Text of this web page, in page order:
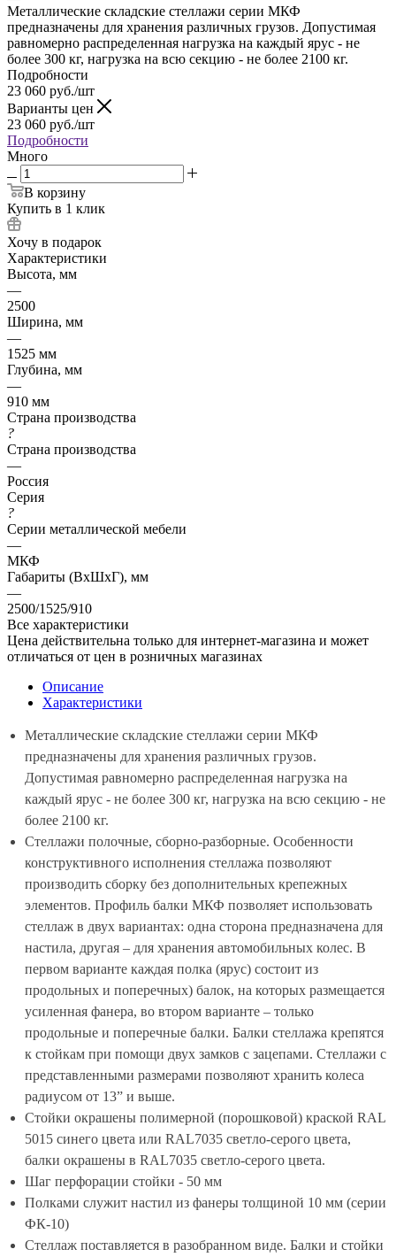
Металлические складские стеллажи серии МКФ
предназначены для хранения различных грузов. Допустимая
равномерно распределенная нагрузка на каждый ярус - не
более 300 кг, нагрузка на всю секцию - не более 2100 кг.
Подробности
23 060 руб./шт
Варианты цен
23 060 руб./шт
Подробности
Много
В корзину
Купить в 1 клик
Хочу в подарок
Характеристики
Высота, мм
—
2500
Ширина, мм
—
1525 мм
Глубина, мм
—
910 мм
Страна производства
?
Страна производства
—
Россия
Серия
?
Серии металлической мебели
—
МКФ
Габариты (ВхШхГ), мм
—
2500/1525/910
Все характеристики
Цена действительна только для интернет-магазина и может
отличаться от цен в розничных магазинах
Описание
Характеристики
Металлические складские стеллажи серии МКФ
предназначены для хранения различных грузов.
Допустимая равномерно распределенная нагрузка на
каждый ярус - не более 300 кг, нагрузка на всю секцию - не
более 2100 кг.
Стеллажи полочные, сборно-разборные. Особенности
конструктивного исполнения стеллажа позволяют
производить сборку без дополнительных крепежных
элементов. Профиль балки МКФ позволяет использовать
стеллаж в двух вариантах: одна сторона предназначена для
настила, другая – для хранения автомобильных колес. В
первом варианте каждая полка (ярус) состоит из
продольных и поперечных) балок, на которых размещается
усиленная фанера, во втором варианте – только
продольные и поперечные балки. Балки стеллажа крепятся
к стойкам при помощи двух замков с зацепами. Стеллажи с
представленными размерами позволяют хранить колеса
радиусом от 13” и выше.
Стойки окрашены полимерной (порошковой) краской RAL
5015 синего цвета или RAL7035 светло-серого цвета,
балки окрашены в RAL7035 светло-серого цвета.
Шаг перфорации стойки - 50 мм
Полками служит настил из фанеры толщиной 10 мм (серии
ФК-10)
Стеллаж поставляется в разобранном виде. Балки и стойки